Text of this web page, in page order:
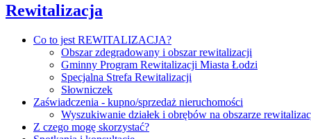
Rewitalizacja
Co to jest REWITALIZACJA?
Obszar zdegradowany i obszar rewitalizacji
Gminny Program Rewitalizacji Miasta Łodzi
Specjalna Strefa Rewitalizacji
Słowniczek
Zaświadczenia - kupno/sprzedaż nieruchomości
Wyszukiwanie działek i obrębów na obszarze
Z czego mogę skorzystać?